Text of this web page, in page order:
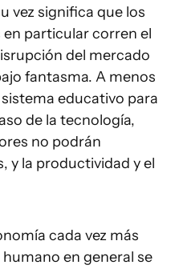
vez significa que los
en particular corren el
del mercado
fantasma. A menos
educativo para
de la tecnología,
no podrán
y la productividad y el
cada vez más
en general se